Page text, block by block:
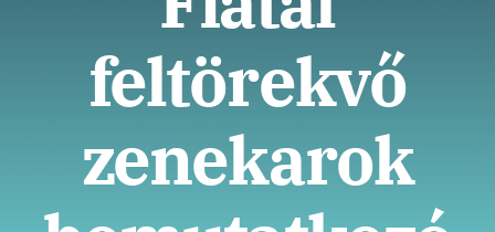
Unterkunft
Über uns
Standort
feltörekvő
zenekarok